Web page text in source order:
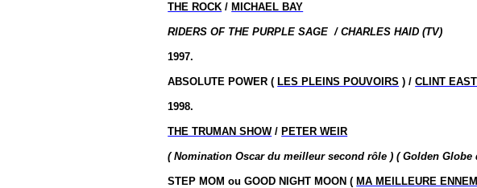
THE ROCK / MICHAEL BAY
RIDERS OF THE PURPLE SAGE / CHARLES HAID (TV)
1997.
ABSOLUTE POWER ( LES PLEINS POUVOIRS ) /CLINT
1998.
THE TRUMAN SHOW/ PETER WEIR
( Nomination Oscar du meilleur second rôle ) ( Golden
STEP MOM ou GOOD NIGHT MOON ( MA MEILLEURE